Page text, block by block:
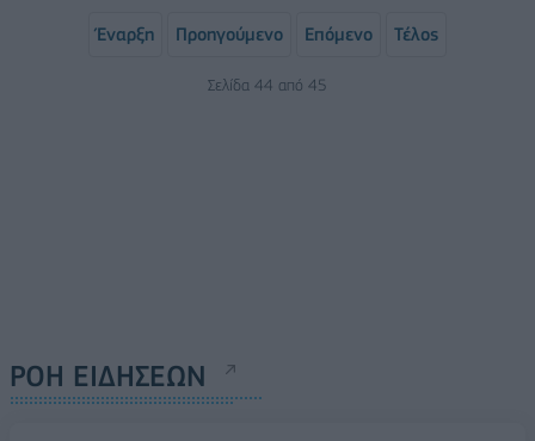
Έναρξη Προηγούμενο Επόμενο Τέλος
Σελίδα 44 από 45
ΡΟΗ ΕΙΔΗΣΕΩΝ